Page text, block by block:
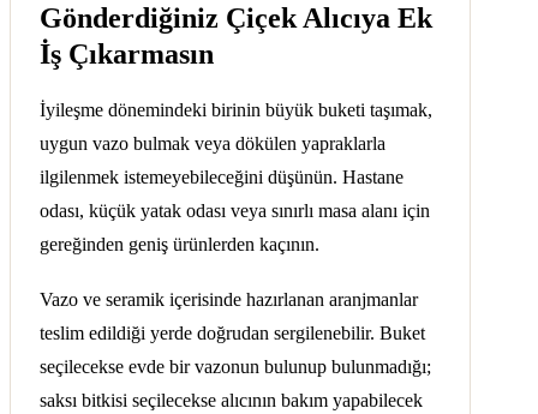
Gönderdiğiniz Çiçek Alıcıya Ek
İş Çıkarmasın
İyileşme dönemindeki birinin büyük buketi taşımak,
uygun vazo bulmak veya dökülen yapraklarla
ilgilenmek istemeyebileceğini düşünün. Hastane
odası, küçük yatak odası veya sınırlı masa alanı için
gereğinden geniş ürünlerden kaçının.
Vazo ve seramik içerisinde hazırlanan aranjmanlar
teslim edildiği yerde doğrudan sergilenebilir. Buket
seçilecekse evde bir vazonun bulunup bulunmadığı;
saksı bitkisi seçilecekse alıcının bakım yapabilecek